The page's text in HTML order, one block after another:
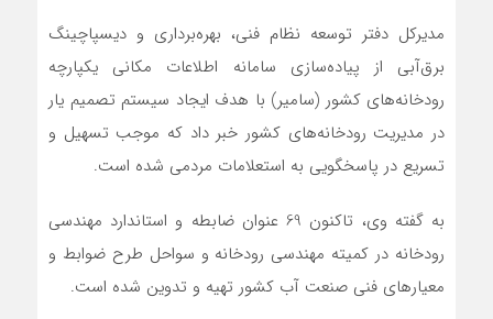
مدیرکل دفتر توسعه نظام فنی، بهره‌برداری و دیسپاچینگ
برق‌آبی از پیاده‌سازی سامانه اطلاعات مکانی یکپارچه
رودخانه‌‌های کشور (سامیر) با هدف ایجاد سیستم تصمیم یار
در مدیریت رودخانه‌های کشور خبر داد که موجب تسهیل و
تسریع در پاسخگویی به استعلامات مردمی شده است.
به گفته وی، تاکنون 69 عنوان ضابطه و استاندارد مهندسی
رودخانه در کمیته مهندسی رودخانه و سواحل طرح ضوابط و
معیارهای فنی صنعت آب کشور تهیه و تدوین شده است.